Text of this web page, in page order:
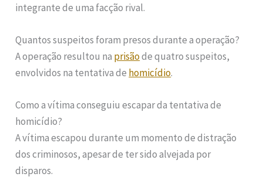
integrante de uma facção rival.
Quantos suspeitos foram presos durante a operação?
A operação resultou na prisãode quatro suspeitos,
envolvidos na tentativa de homicídio.
Como a vítima conseguiu escapar da tentativa de
homicídio?
A vítima escapou durante um momento de distração
dos criminosos, apesar de ter sido alvejada por
disparos.